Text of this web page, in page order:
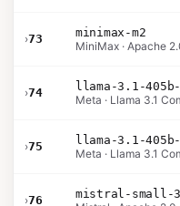
›73
minimax-m2
MiniMax · Apache
›74
llama-3.1-
Meta · Llama 3.1
›75
llama-3.1-
Meta · Llama 3.1
›76